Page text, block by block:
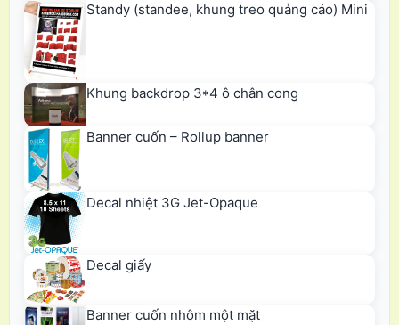
Standy (standee, khung treo quảng cáo) Mini
Khung backdrop 3*4 ô chân cong
Banner cuốn – Rollup banner
Decal nhiệt 3G Jet-Opaque
Decal giấy
Banner cuốn nhôm một mặt